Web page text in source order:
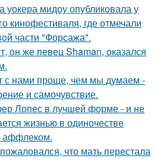
уокера мидоу опубликовала у
кинофестиваля, где отмечали
части "Форсажа".
он же певец Shaman, оказался
с нами проще, чем мы думаем -
и самочувствие.
Лопес в лучшей форме - и не
жизнью в одиночестве
аффлеком.
что мать перестала